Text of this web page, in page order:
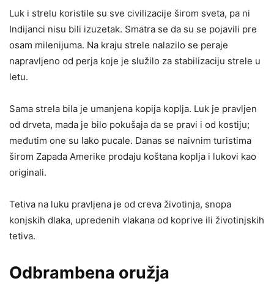
Luk i strelu koristile su sve civilizacije širom sveta, pa ni
Indijanci nisu bili izuzetak. Smatra se da su se pojavili pre
osam milenijuma. Na kraju strele nalazilo se peraje
napravljeno od perja koje je služilo za stabilizaciju strele u
letu.
Sama strela bila je umanjena kopija koplja. Luk je pravljen
od drveta, mada je bilo pokušaja da se pravi i od kostiju;
međutim one su lako pucale. Danas se naivnim turistima
širom Zapada Amerike prodaju koštana koplja i lukovi kao
originali.
Tetiva na luku pravljena je od creva životinja, snopa
konjskih dlaka, upredenih vlakana od koprive ili životinjskih
tetiva.
Odbrambena oružja